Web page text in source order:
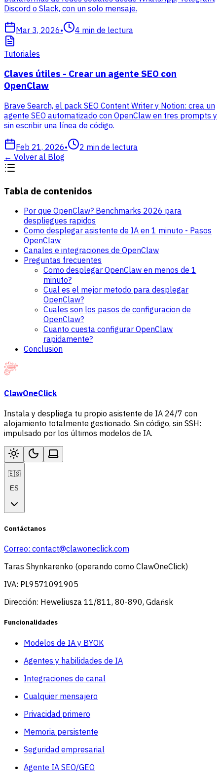
Discord o Slack, con un solo mensaje.
Mar 3, 2026• 4 min de lectura
Tutoriales
Claves útiles - Crear un agente SEO con
OpenClaw
Brave Search, el pack SEO Content Writer y Notion: crea un
agente SEO automatizado con OpenClaw en tres prompts y
sin escribir una línea de código.
Feb 21, 2026• 2 min de lectura
← Volver al Blog
Tabla de contenidos
Por que OpenClaw? Benchmarks 2026 para
despliegues rapidos
Como desplegar asistente de IA en 1 minuto - Pasos
OpenClaw
Canales e integraciones de OpenClaw
Preguntas frecuentes
Como desplegar OpenClaw en menos de 1
minuto?
Cual es el mejor metodo para desplegar
OpenClaw?
Cuales son los pasos de configuracion de
OpenClaw?
Cuanto cuesta configurar OpenClaw
rapidamente?
Conclusion
ClawOneClick
Instala y despliega tu propio asistente de IA 24/7 con
alojamiento totalmente gestionado. Sin código, sin SSH:
impulsado por los últimos modelos de IA.
🇪🇸
ES
Contáctanos
Correo: contact@clawoneclick.com
Taras Shynkarenko (operando como ClawOneClick)
IVA: PL9571091905
Dirección: Heweliusza 11/811, 80-890, Gdańsk
Funcionalidades
Modelos de IA y BYOK
Agentes y habilidades de IA
Integraciones de canal
Cualquier mensajero
Privacidad primero
Memoria persistente
Seguridad empresarial
Agente IA SEO/GEO